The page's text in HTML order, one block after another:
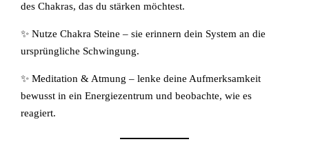
des Chakras, das du stärken möchtest.
✨ Nutze Chakra Steine – sie erinnern dein System an die
ursprüngliche Schwingung.
✨ Meditation & Atmung – lenke deine Aufmerksamkeit
bewusst in ein Energiezentrum und beobachte, wie es
reagiert.